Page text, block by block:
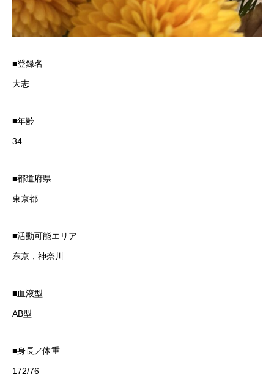
■登録名
大志
■年齢
34
■都道府県
東京都
■活動可能エリア
东京，神奈川
■血液型
AB型
■身長／体重
172/76